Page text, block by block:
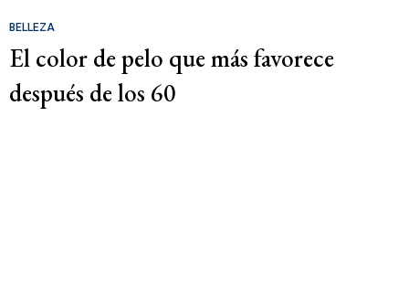
BELLEZA
El color de pelo que más favorece
después de los 60